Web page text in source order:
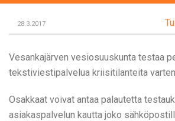
28.3.2017
Vesankajärven vesiosuuskunta testaa
tekstiviestipalvelua kriisitilanteita
Osakkaat voivat antaa palautetta
asiakaspalvelun kautta joko